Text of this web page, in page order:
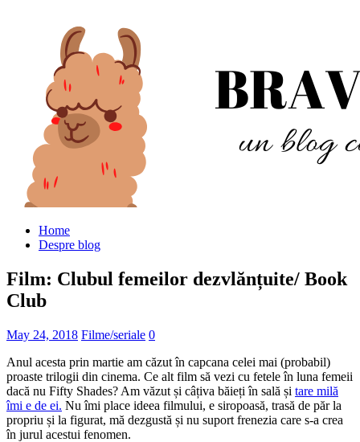
Home
Despre blog
Film: Clubul femeilor dezvlănțuite/ Book
Club
May 24, 2018 Filme/seriale 0
Anul acesta prin martie am căzut în capcana celei mai (probabil)
proaste trilogii din cinema. Ce alt film să vezi cu fetele în luna femeii
dacă nu Fifty Shades? Am văzut și câțiva băieți în sală și tare milă
îmi e de ei. Nu îmi place ideea filmului, e siropoasă, trasă de păr la
propriu și la figurat, mă dezgustă și nu suport frenezia care s-a crea
în jurul acestui fenomen.